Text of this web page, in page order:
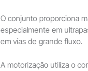
O conjunto proporciona
especialmente em
em vias de grande fluxo.
A motorização utiliza o